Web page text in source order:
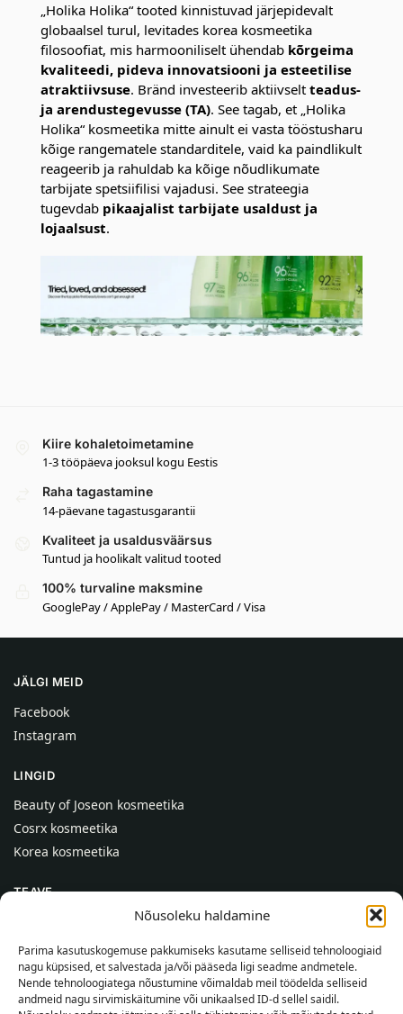
Nõusoleku haldamine
Parima kasutuskogemuse pakkumiseks kasutame selliseid tehnoloogiaid
nagu küpsised, et salvestada ja/või pääseda ligi seadme andmetele.
Nende tehnoloogiatega nõustumine võimaldab meil töödelda selliseid
andmeid nagu sirvimiskäitumine või unikaalsed ID-d sellel saidil.
„Holika Holika“ tooted kinnistuvad järjepidevalt
globaalsel turul, levitades korea kosmeetika
filosoofiat, mis harmooniliselt ühendab kõrgeima
kvaliteedi, pideva innovatsiooni ja esteetilise
atraktiivsuse. Bränd investeerib aktiivselt teadus-
ja arendustegevusse (TA). See tagab, et „Holika
Holika“ kosmeetika mitte ainult ei vasta tööstusharu
kõige rangematele standarditele, vaid ka paindlikult
reageerib ja rahuldab ka kõige nõudlikumate
tarbijate spetsiifilisi vajadusi. See strateegia
tugevdab pikaajalist tarbijate usaldust ja
lojaalsust.
Kiire kohaletoimetamine
1-3 tööpäeva jooksul kogu Eestis
Raha tagastamine
14-päevane tagastusgarantii
Kvaliteet ja usaldusväärsus
Tuntud ja hoolikalt valitud tooted
100% turvaline maksmine
GooglePay / ApplePay / MasterCard / Visa
JÄLGI MEID
Facebook
Instagram
LINGID
Beauty of Joseon kosmeetika
Cosrx kosmeetika
Korea kosmeetika
TEAVE
Kontaktid
Abi
TEAVE OSTJALE